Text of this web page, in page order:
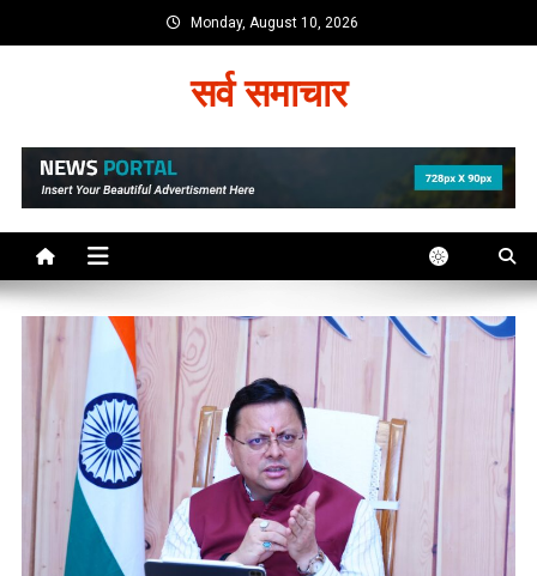
to
Monday, August 10, 2026
सर्व समाचार